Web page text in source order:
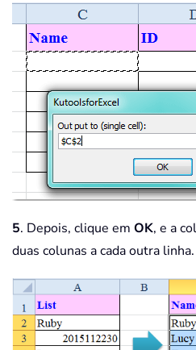
5. Depois, clique em OK, e a
duas colunas a cada outra